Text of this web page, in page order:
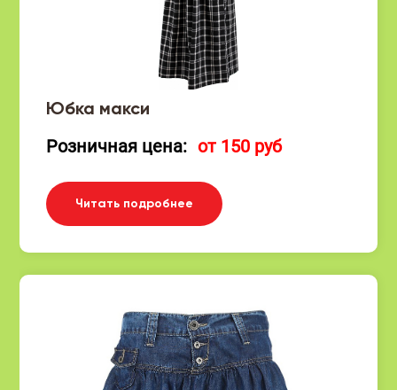
Юбка макси
Розничная цена: от 150 руб
Читать подробнее